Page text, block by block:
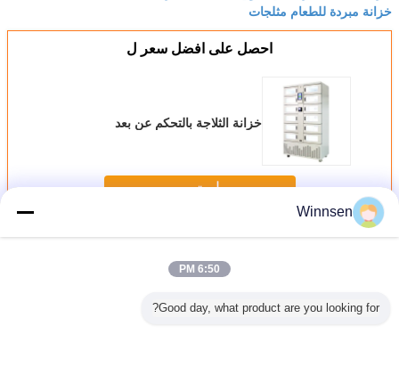
خزانة مبردة للطعام مثلجات
احصل على افضل سعر ل
خزانة الثلاجة بالتحكم عن بعد
استمر
أكثرخزانة الثلاجة
Winnsen
6:50 PM
Good day, what product are you looking for?